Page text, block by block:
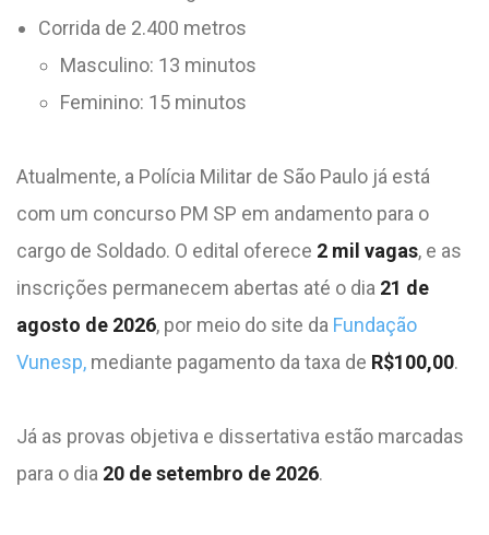
Corrida de 2.400 metros
Masculino: 13 minutos
Feminino: 15 minutos
Atualmente, a Polícia Militar de São Paulo já está
com um concurso PM SP em andamento para o
cargo de Soldado. O edital oferece 2 mil vagas, e as
inscrições permanecem abertas até o dia 21 de
agosto de 2026, por meio do site da Fundação
Vunesp, mediante pagamento da taxa de R$100,00.
Já as provas objetiva e dissertativa estão marcadas
para o dia 20 de setembro de 2026.